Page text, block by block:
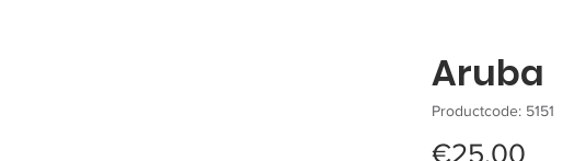
Aruba
Productcode: 5151
€25.00